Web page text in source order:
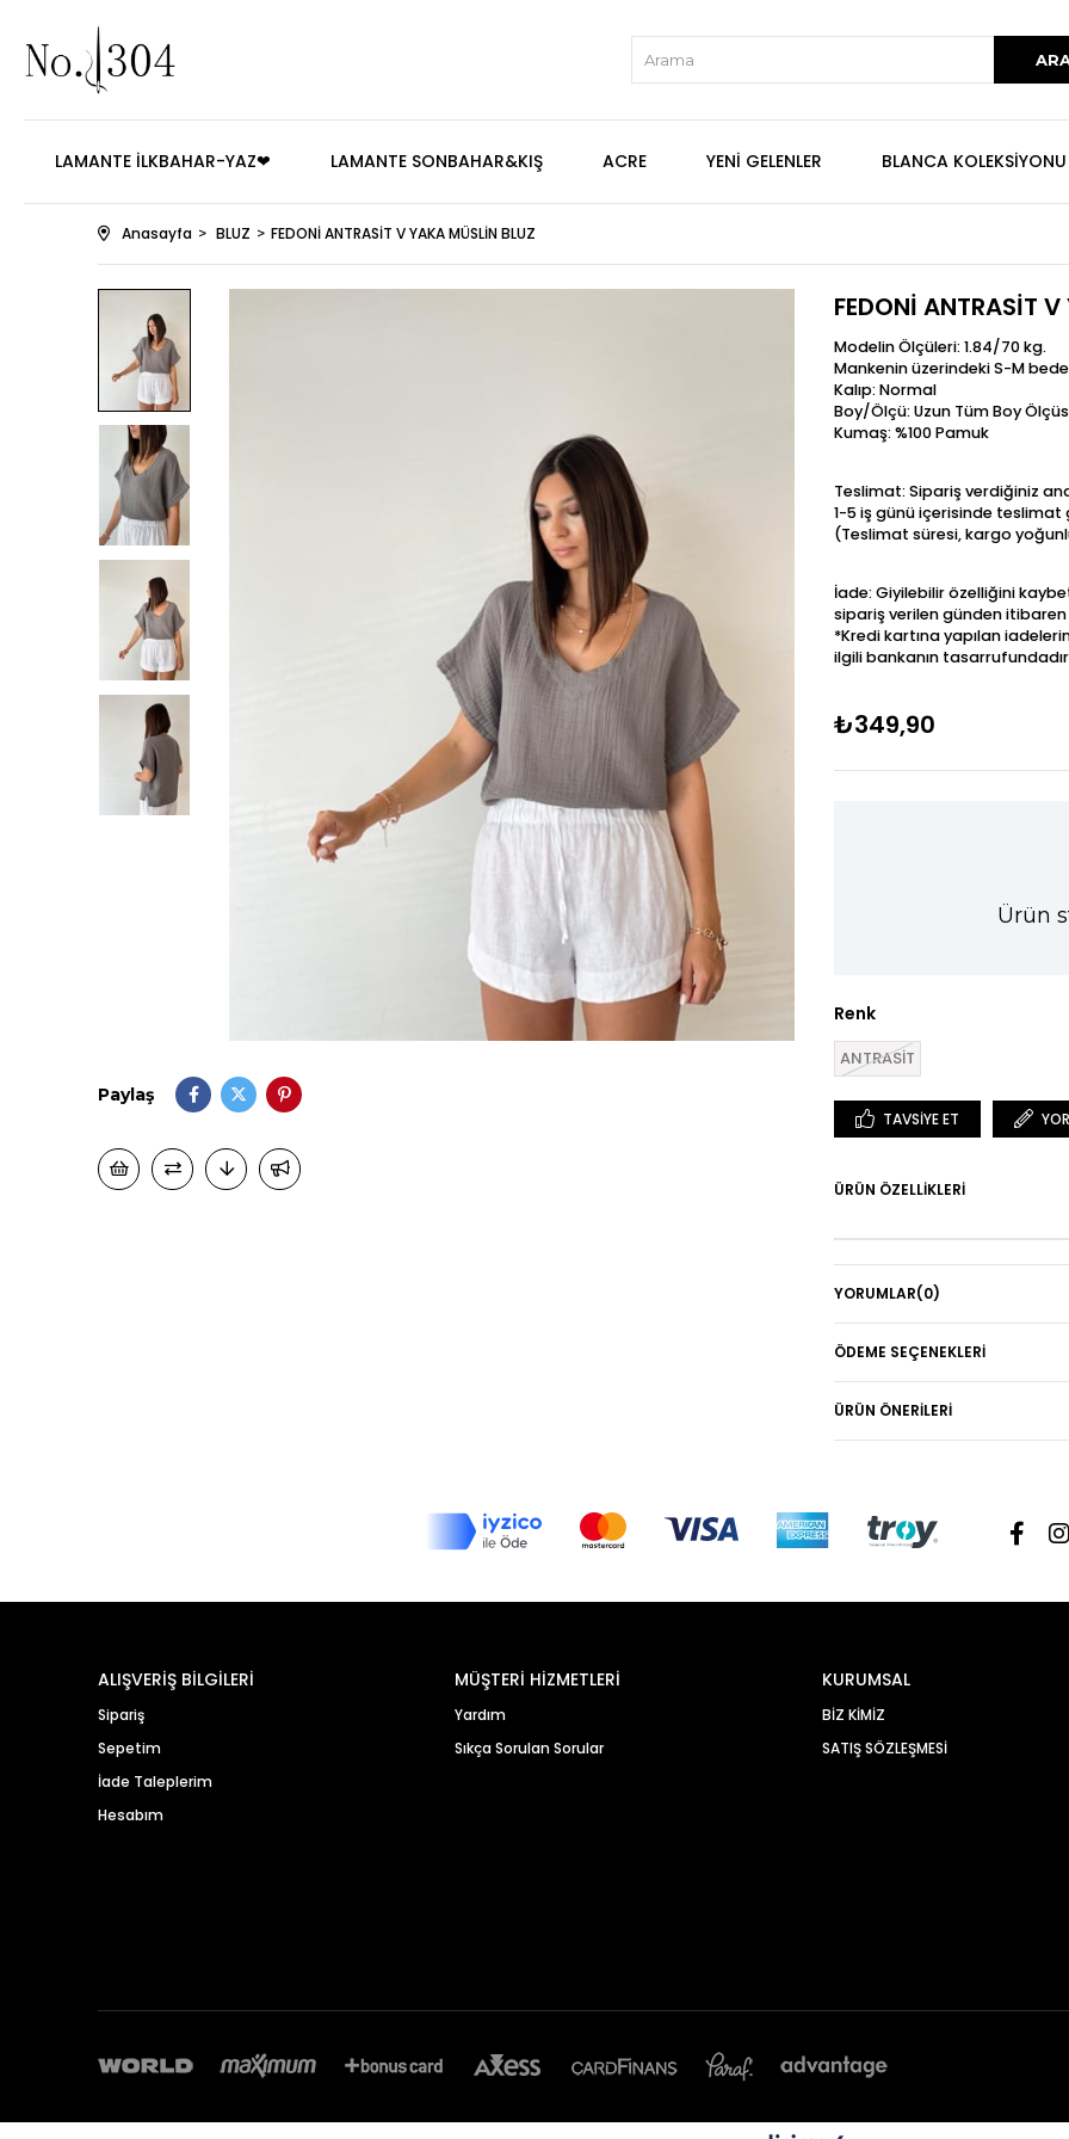
LAMANTE İLKBAHAR-YAZ❤ LAMANTE SONBAHAR&KIŞ ACRE YENİ GELENLER BLANCA KOLEKSİYONU
Anasayfa BLUZ FEDONİ ANTRASİT V YAKA MÜSLİN BLUZ
Paylaş
FEDONİ ANTRASİT
Modelin Ölçüleri: 1.84/70 kg.
Mankenin üzerindeki S-M
Kalıp: Normal
Boy/Ölçü: Uzun Tüm Boy
Kumaş: %100 Pamuk
Teslimat: Sipariş verdiğiniz
1-5 iş günü içerisinde
(Teslimat süresi, kargo
İade: Giyilebilir özelliğini
sipariş verilen günden itibaren
*Kredi kartına yapılan
ilgili bankanın
₺349,90
Ürün
Renk
ANTRASİT
TAVSIYE ET
ÜRÜN ÖZELLIKLERI
YORUMLAR(0)
ÖDEME SEÇENEKLERI
ÜRÜN ÖNERILERI
ALIŞVERİŞ BİLGİLERİ
Sipariş
Sepetim
İade Taleplerim
Hesabım
MÜŞTERİ HİZMETLERİ
Yardım
Sıkça Sorulan Sorular
KURUMSAL
BİZ KİMİZ
SATIŞ SÖZLEŞMESİ